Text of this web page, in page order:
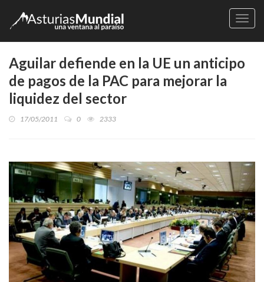
Aguilar defiende en la UE un anticipo
de pagos de la PAC para mejorar la
liquidez del sector
17/05/2011 0 2333